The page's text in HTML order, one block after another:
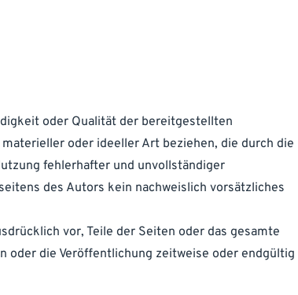
oder Qualität der bereitgestellten
oder ideeller Art beziehen, die durch die
fehlerhafter und unvollständiger
des Autors kein nachweislich vorsätzliches
vor, Teile der Seiten oder das gesamte
oder die Veröffentlichung zeitweise oder endgültig